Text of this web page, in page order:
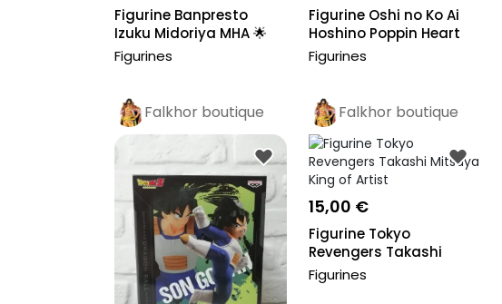
Figurine Banpresto
Izuku Midoriya MHA 🌟
Figurines
Figurine Oshi no Ko Ai
Hoshino Poppin Heart
Espres...
Figurines
Falkhor boutique
Pro
Falkhor boutique
Pro
15,00 €
Figurine Tokyo
Revengers Takashi
Mitsuya King of A...
Figurines